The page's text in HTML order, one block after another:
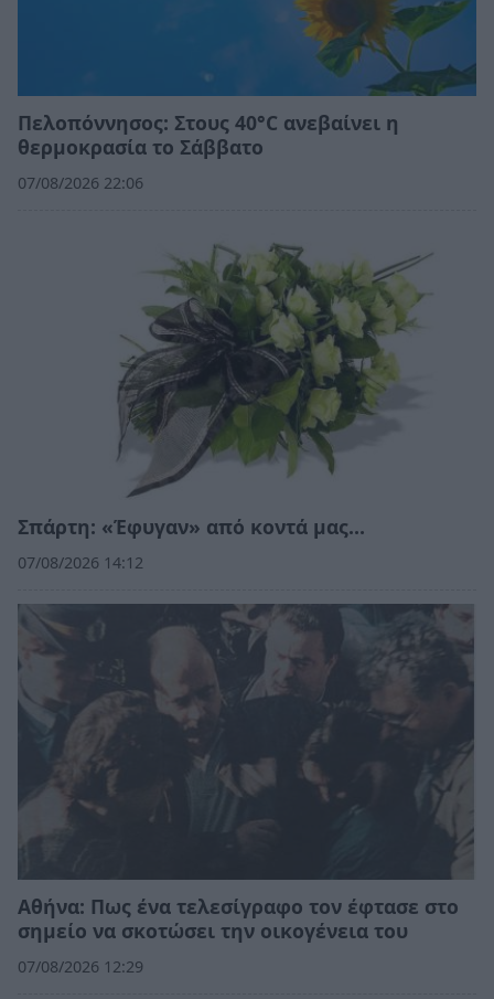
Πελοπόννησος: Στους 40°C ανεβαίνει η
θερμοκρασία το Σάββατο
07/08/2026 22:06
Σπάρτη: «Έφυγαν» από κοντά μας…
07/08/2026 14:12
Αθήνα: Πως ένα τελεσίγραφο τον έφτασε στο
σημείο να σκοτώσει την οικογένεια του
07/08/2026 12:29